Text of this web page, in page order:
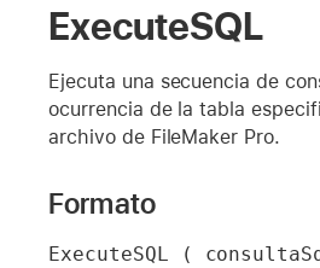
ExecuteSQL
Ejecuta una secuencia de
ocurrencia de la tabla
archivo de FileMaker Pro.
Formato
ExecuteSQL (